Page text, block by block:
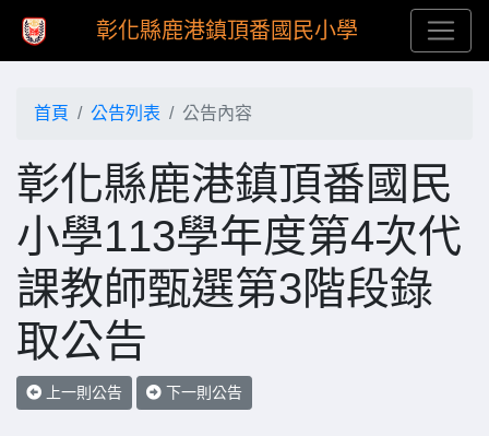
彰化縣鹿港鎮頂番國民小學
首頁 公告列表 公告內容
彰化縣鹿港鎮頂番國民
小學113學年度第4次代
課教師甄選第3階段錄
取公告
上一則公告 下一則公告